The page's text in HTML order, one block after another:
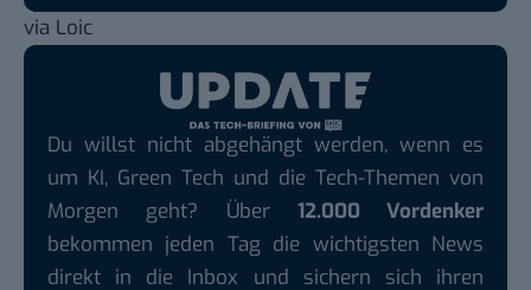
via Loic
Du willst nicht abgehängt werden, wenn es
um KI, Green Tech und die Tech-Themen von
Morgen geht? Über 12.000 Vordenker
bekommen jeden Tag die wichtigsten News
direkt in die Inbox und sichern sich ihren